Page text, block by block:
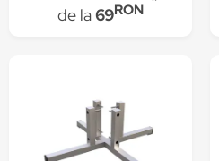
de la69RON